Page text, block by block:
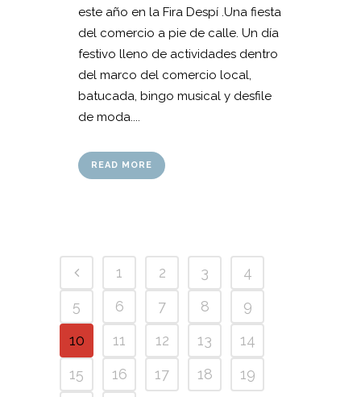
este año en la Fira Despí .Una fiesta
del comercio a pie de calle. Un día
festivo lleno de actividades dentro
del marco del comercio local,
batucada, bingo musical y desfile
de moda....
READ MORE
1 2 3
4
5
6 7 8
9
10
11 12 13
14
15
16 17 18
19